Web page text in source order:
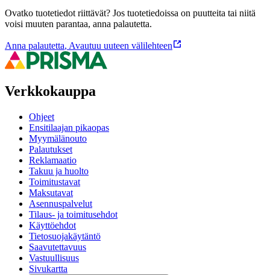
Ovatko tuotetiedot riittävät? Jos tuotetiedoissa on puutteita tai niitä
voisi muuten parantaa, anna palautetta.
Anna palautetta, Avautuu uuteen välilehteen
Verkkokauppa
Ohjeet
Ensitilaajan pikaopas
Myymälänouto
Palautukset
Reklamaatio
Takuu ja huolto
Toimitustavat
Maksutavat
Asennuspalvelut
Tilaus- ja toimitusehdot
Käyttöehdot
Tietosuojakäytäntö
Saavutettavuus
Vastuullisuus
Sivukartta